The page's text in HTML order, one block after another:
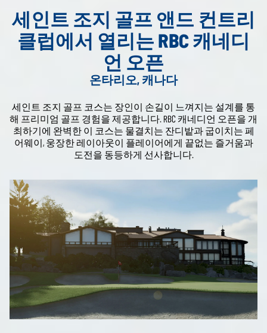
세인트 조지 골프 앤드 컨트리
클럽에서 열리는 RBC 캐네디
언 오픈
온타리오, 캐나다
세인트 조지 골프 코스는 장인이 손길이 느껴지는 설계를 통
해 프리미엄 골프 경험을 제공합니다. RBC 캐네디언 오픈을 개
최하기에 완벽한 이 코스는 물결치는 잔디밭과 굽이치는 페
어웨이, 웅장한 레이아웃이 플레이어에게 끝없는 즐거움과
도전을 동등하게 선사합니다.